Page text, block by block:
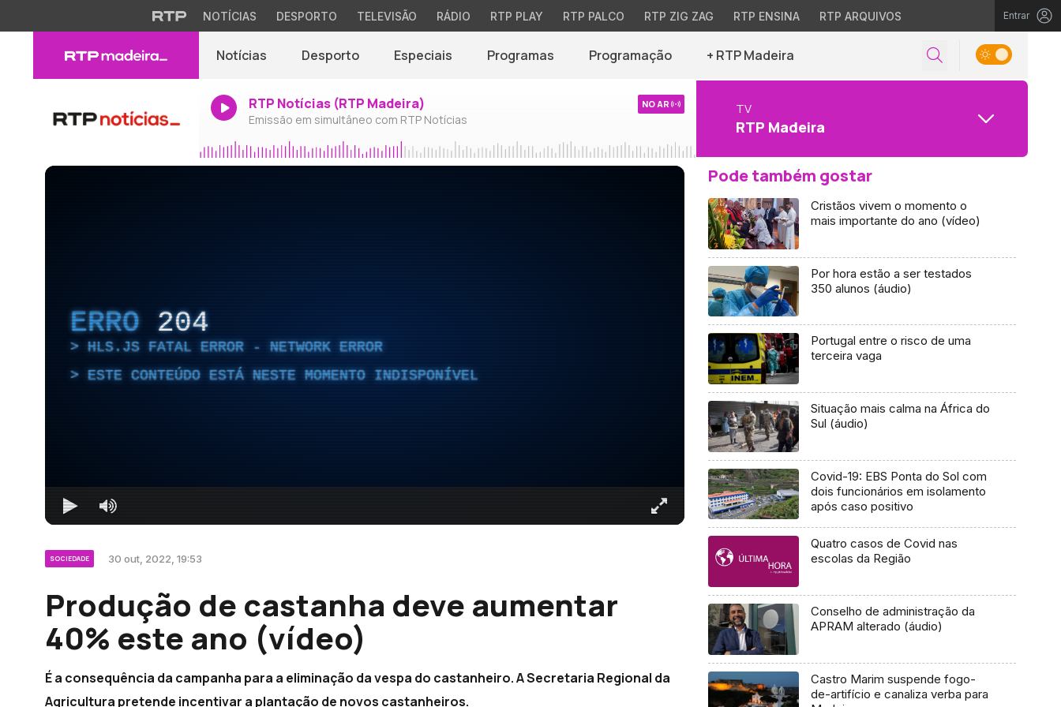
NOTÍCIAS DESPORTO TELEVISÃO RÁDIO RTP PLAY RTP PALCO RTP ZIG ZAG RTP ENSINA RTP ARQUIVOS Entrar
Notícias Desporto Especiais Programas Programação + RTP Madeira
RTP Notícias (RTP Madeira)
Emissão em simultâneo com RTP Notícias
NO AR TV
RTP Madeira
ERRO 204
HLS.JS FATAL ERROR - NETWORK ERROR
ESTE CONTEÚDO ESTÁ NESTE MOMENTO INDISPONÍVEL
SOCIEDADE 30 out, 2022, 19:53
Produção de castanha deve aumentar
40% este ano (vídeo)
É a consequência da campanha para a eliminação da vespa do castanheiro. A Secretaria Regional da
Agricultura pretende incentivar a plantação de novos castanheiros.
Pode também gostar
Cristãos vivem o momento o
mais importante do ano (vídeo)
Por hora estão a ser testados
350 alunos (áudio)
Portugal entre o risco de uma
terceira vaga
Situação mais calma na África do
Sul (áudio)
Covid-19: EBS Ponta do Sol com
dois funcionários em isolamento
após caso positivo
Quatro casos de Covid nas
escolas da Região
Conselho de administração da
APRAM alterado (áudio)
Castro Marim suspende fogo-
de-artifício e canaliza verba para